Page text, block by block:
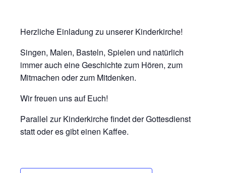
Herzliche Einladung zu unserer Kinderkirche!
Singen, Malen, Basteln, Spielen und natürlich
immer auch eine Geschichte zum Hören, zum
Mitmachen oder zum Mitdenken.
Wir freuen uns auf Euch!
Parallel zur Kinderkirche findet der Gottesdienst
statt oder es gibt einen Kaffee.